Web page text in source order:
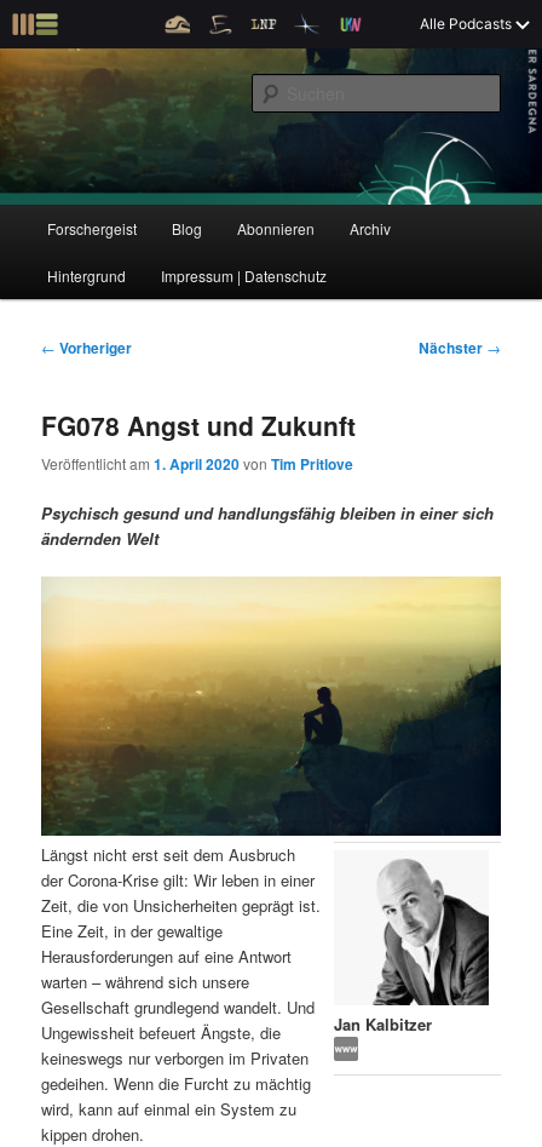
m
p
r
i
ä
Alle Podcasts
Forschergeist
Der Interview-Podcast zu Bildung und Forschung
u
e
p
Z
u
r
m
ä
r
n
I
n
h
a
l
t
s
Z
u
e
u
n
d
r
e
n
I
n
h
a
l
Forschergeist Blog Abonnieren Archiv
Hintergrund Impressum | Datenschutz
B
t
a
s
n
a
v
g
a
t
i
o
n
← Vorheriger Nächster →
FG078 Angst und Zukunft
Veröffentlicht am1. April 2020vonTim Pritlove
Psychisch gesund und handlungsfähig bleiben in einer sich
ändernden Welt
Jan Kalbitzer
Längst nicht erst seit dem Ausbruch
der Corona-Krise gilt: Wir leben in einer
Zeit, die von Unsicherheiten geprägt ist.
Eine Zeit, in der gewaltige
Herausforderungen auf eine Antwort
warten – während sich unsere
Gesellschaft grundlegend wandelt. Und
Ungewissheit befeuert Ängste, die
keineswegs nur verborgen im Privaten
gedeihen. Wenn die Furcht zu mächtig
wird, kann auf einmal ein System zu
kippen drohen.